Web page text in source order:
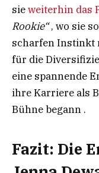
sieweiterhin das
Rookie“, wo sie
scharfen Instinkt
für die
eine spannende
ihre Karriere als
Bühne begann .
Fazit: Die